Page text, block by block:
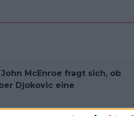
McEnroe fragt sich, ob
Djokovic eine